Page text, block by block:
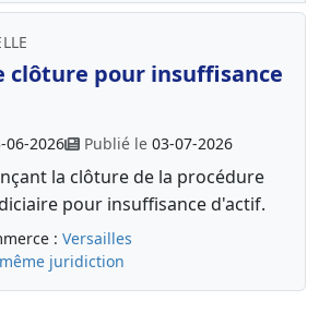
clôture pour insuffisance
06-2026 Publié le 03-07-2026
la clôture de la procédure
pour insuffisance d'actif.
: Versailles
juridiction